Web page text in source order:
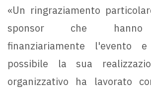
«Un ringraziamento
sponsor che hanno
finanziariamente l'evento
possibile la sua
organizzativo ha lavorato